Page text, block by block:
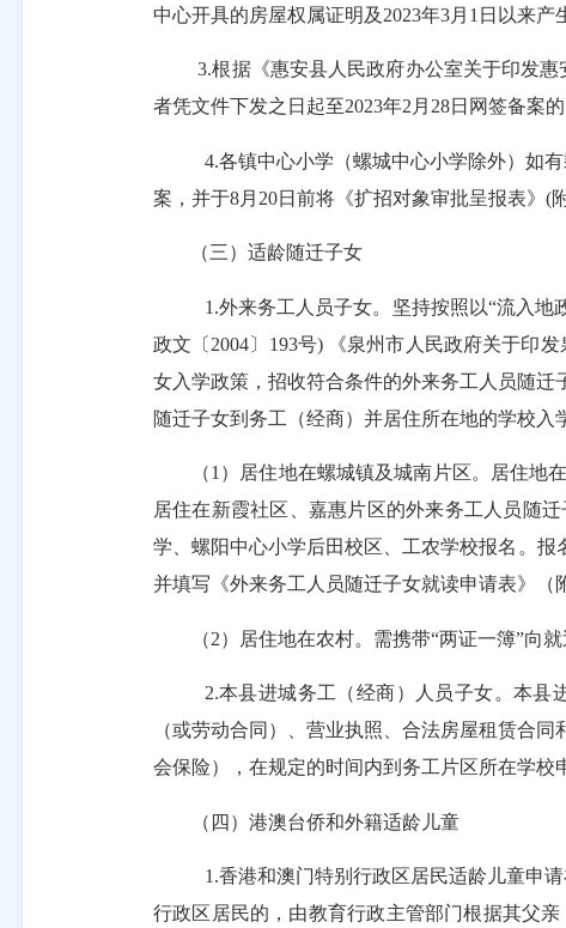
中心开具的房屋权属证明及 2023年3月 1 日以来产
3.根据《惠安县人民政府办公室关于印发
者凭文件下发之日起至2023年2 月 28日网签备案
4.各镇中心小学（螺城中心小学除外）如
案，并于8月 20日前将《扩招对象审批呈报表》 (
（三）适龄随迁子女
1.外来务工人员子女。坚持按照以“流入地
政文〔 2004〕 193号) 《泉州市人民政府关于印
女入学政策，招收符合条件的外来务工人员随
随迁子女到务工（经商）并居住所在地的学校入
（1 ）居住地在螺城镇及城南片区。居住地
居住在新霞社区、嘉惠片区的外来务工人员随
学、螺阳中心小学后田校区、工农学校报名。报
并填写《外来务工人员随迁子女就读申请表》（
（2）居住地在农村。需携带“两证一簿”向
2.本县进城务工（经商）人员子女。本县
（或劳动合同）、营业执照、合法房屋租赁合
会保险），在规定的时间内到务工片区所在学校
（四）港澳台侨和外籍适龄儿童
1.香港和澳门特别行政区居民适龄儿童申
行政区居民的，由教育行政主管部门根据其父